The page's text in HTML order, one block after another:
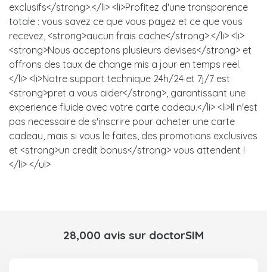
exclusifs</strong>.</li> <li>Profitez d'une transparence
totale : vous savez ce que vous payez et ce que vous
recevez, <strong>aucun frais cache</strong>.</li> <li>
<strong>Nous acceptons plusieurs devises</strong> et
offrons des taux de change mis a jour en temps reel.
</li> <li>Notre support technique 24h/24 et 7j/7 est
<strong>pret a vous aider</strong>, garantissant une
experience fluide avec votre carte cadeau.</li> <li>Il n'est
pas necessaire de s'inscrire pour acheter une carte
cadeau, mais si vous le faites, des promotions exclusives
et <strong>un credit bonus</strong> vous attendent !
</li> </ul>
28,000 avis sur doctorSIM